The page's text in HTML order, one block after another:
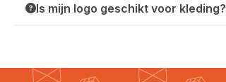
Is mijn logo geschikt voor kleding?